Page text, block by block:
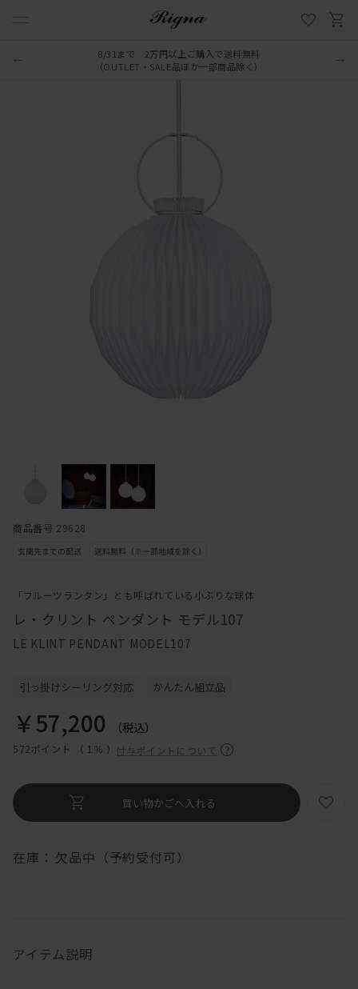
8/31まで 2万円以上ご購入で送料無料
（OUTLET・SALE品ほか一部商品除く）
「フルーツランタン」とも呼ばれている小ぶりな球体
レ・クリント ペンダント モデル107
LE KLINT PENDANT MODEL107
￥57,200 （税込）
572ポイント （ 1％ ） 付与ポイントについて
在庫： 欠品中（予約受付可）
引っ掛けシーリング対応 かんたん組立品
アイテム説明
商品番号 29628